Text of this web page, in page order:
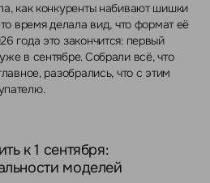
как конкуренты набивают шишки
время делала вид, что формат её
года это закончится: первый
в сентябре. Собрали всё, что
разобрались, что с этим
к 1 сентября:
моделей